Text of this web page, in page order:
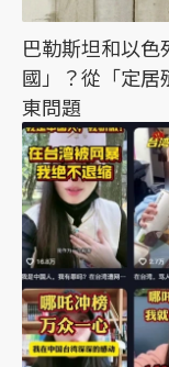
巴勒斯坦和以
國」？從「定居
東問題